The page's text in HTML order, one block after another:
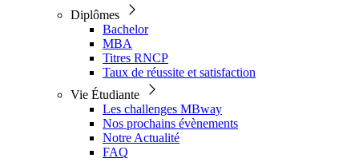
Diplômes
Bachelor
MBA
Titres RNCP
Taux de réussite et satisfaction
Vie Étudiante
Les challenges MBway
Nos prochains évènements
Notre Actualité
FAQ